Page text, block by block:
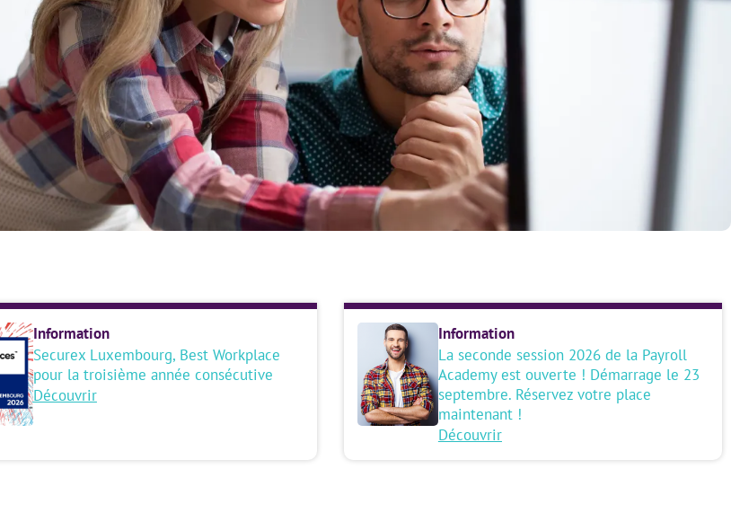
Information
Securex Luxembourg, Best Workplace
pour la troisième année consécutive
Découvrir
Information
La seconde session 2026 de la Payroll
Academy est ouverte ! Démarrage le 23
septembre. Réservez votre place
maintenant !
Découvrir